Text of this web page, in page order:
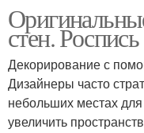
стен.
Декорирование с
Дизайнеры часто
небольших местах
увеличить